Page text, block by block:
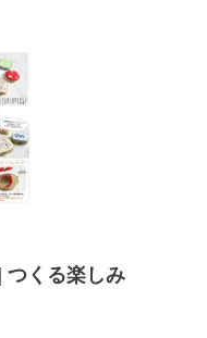
つくる楽しみ